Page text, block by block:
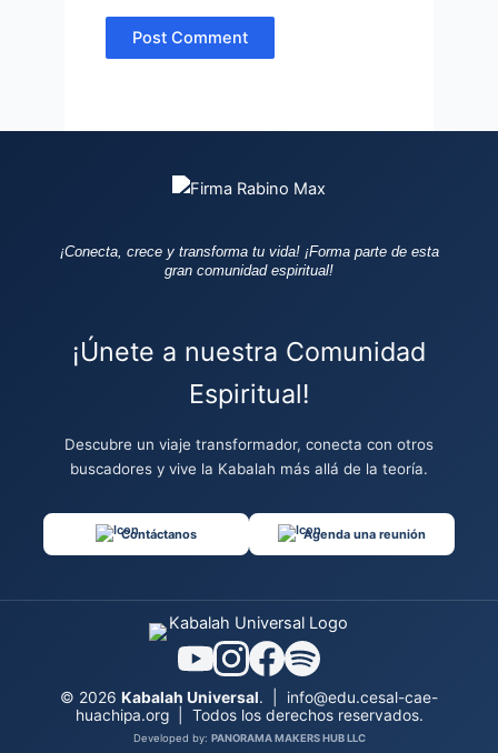
¡Conecta, crece y transforma tu vida! ¡Forma parte de esta
gran comunidad espiritual!
¡Únete a nuestra Comunidad
Espiritual!
Descubre un viaje transformador, conecta con otros
buscadores y vive la Kabalah más allá de la teoría.
Contáctanos Agenda una reunión
© 2026 Kabalah Universal.
info@edu.cesal-cae-
huachipa.org
Todos los derechos reservados.
Developed by: PANORAMA MAKERS HUB LLC